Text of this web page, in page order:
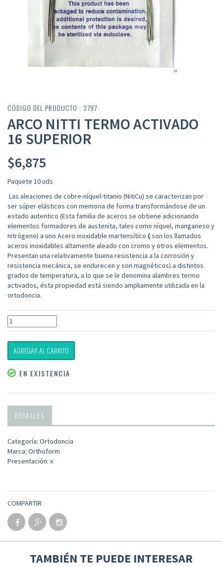
CÓDIGO DEL PRODUCTO : 3797
ARCO NITTI TERMO ACTIVADO
16 SUPERIOR
$6,875
Paquete 10 uds
Las aleaciones de cobre-níquel-titanio (NitiCu) se caracterizan por
sersúperelásticos con memoria de forma transformándose de un
estado autentico (Esta familia de aceros se obtiene adicionando
elementos formadores de austenita, tales como níquel, manganeso y
nitrógeno) a uno Acero inoxidable martensítico (son los llamados
aceros inoxidables altamente aleado con cromo y otros elementos.
Presentan una relativamente buena resistencia a la corrosión y
resistencia mecánica, se endurecen y son magnéticos).a distintos
grados de temperatura, a lo que se le denomina alambres termo
activados, ésta propiedad está siendo ampliamente utilizada en la
ortodoncia.
AGREGAR AL CARRITO
EN EXISTENCIA
DETALLES
Categoría: Ortodoncia
Marca: Orthoform
Presentación: x
COMPARTIR
TAMBIÉN TE PUEDE INTERESAR